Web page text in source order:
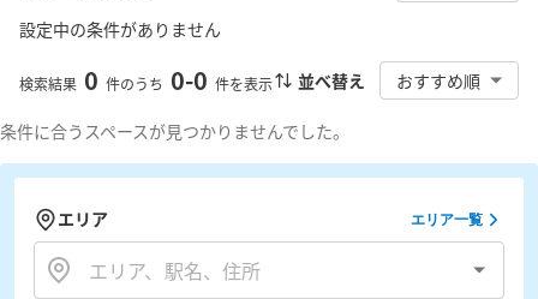
設定中の条件がありません
検索結果 0 件のうち 0-0 件を表示 並べ替え おすすめ順
条件に合うスペースが見つかりませんでした。
エリア エリア一覧